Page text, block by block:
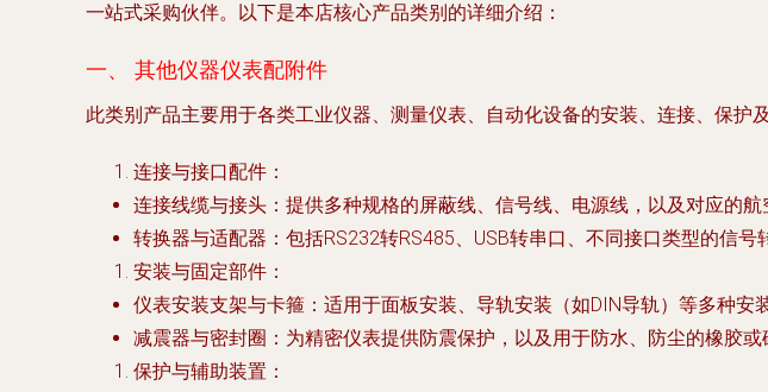
一站式采购伙伴。以下是本店核心产品类别的详细介绍：
一、 其他仪器仪表配附件
此类别产品主要用于各类工业仪器、测量仪表、自动化设备的安装、连接、保护
连接与接口配件 ：
连接线缆与接头 ：提供多种规格的屏蔽线、信号线、电源线，以及对应的
转换器与适配器 ：包括RS232转RS485、USB转串口、不同接口类型的信
安装与固定部件 ：
仪表安装支架与卡箍 ：适用于面板安装、导轨安装（如DIN导轨）等多种安
减震器与密封圈 ：为精密仪表提供防震保护，以及用于防水、防尘的橡胶或
保护与辅助装置 ：